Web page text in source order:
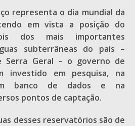
representa o dia mundial da
em vista a posição do
dos mais importantes
subterrâneas do país –
Serra Geral – o governo de
investido em pesquisa, na
banco de dados e na
pontos de captação.
desses reservatórios são de